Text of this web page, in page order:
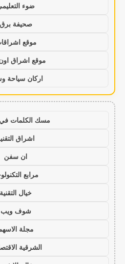
ضوء
صحيفة برق
موقع
موقع اشراق
اركان سياحة
مسك الكلمات
اشراق
ان سفن
مرابع
خيال التقنية
شوف ويب
مجلة
الشرقية